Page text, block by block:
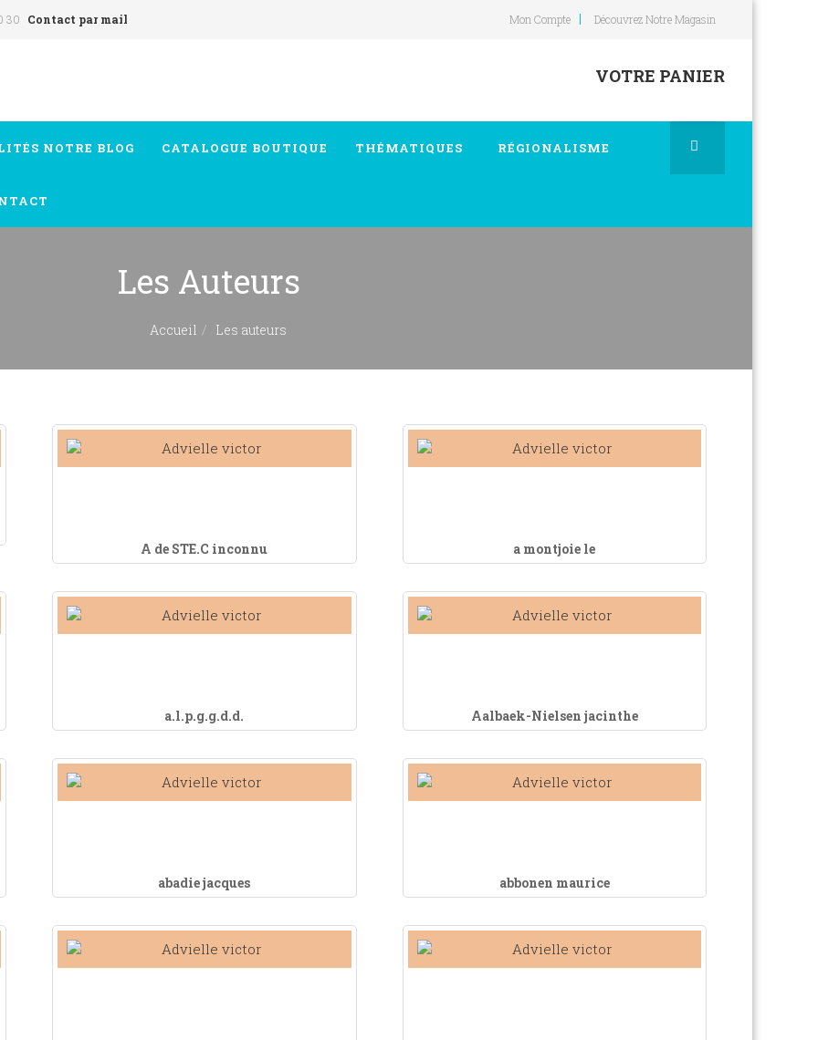
30 Contact par mail Mon Compte Découvrez Notre Magasin
VOTRE PANIER
NOTRE BLOG CATALOGUE BOUTIQUE THÉMATIQUES RÉGIONALISME
Les Auteurs
Accueil Les auteurs
A de STE.C inconnu a montjoie le
a.l.p.g.g.d.d. Aalbaek-Nielsen jacinthe
abadie jacques abbonen maurice